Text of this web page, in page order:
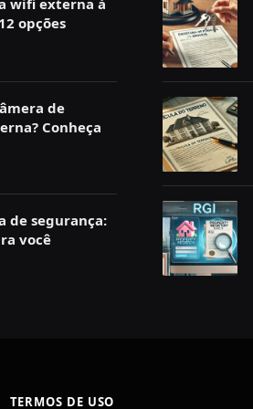
wifi externa à
opções
de
Conheça
de segurança:
você
TERMOS DE USO